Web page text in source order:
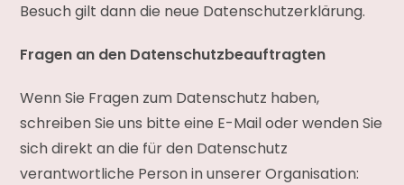
Besuch gilt dann die neue Datenschutzerklärung.
Fragen an den Datenschutzbeauftragten
Wenn Sie Fragen zum Datenschutz haben,
schreiben Sie uns bitte eine E-Mail oder wenden Sie
sich direkt an die für den Datenschutz
verantwortliche Person in unserer Organisation: